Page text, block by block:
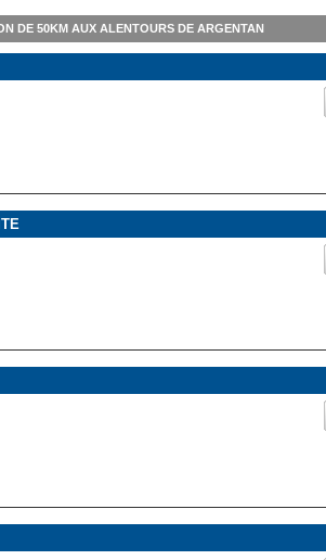
DE 50KM AUX ALENTOURS DE ARGENTAN